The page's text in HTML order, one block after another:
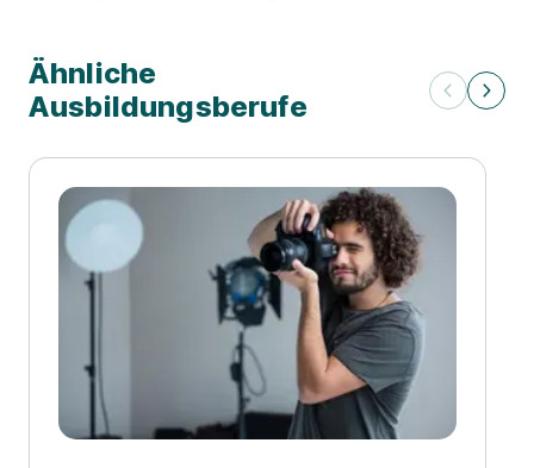
Ähnliche
Ausbildungsberufe